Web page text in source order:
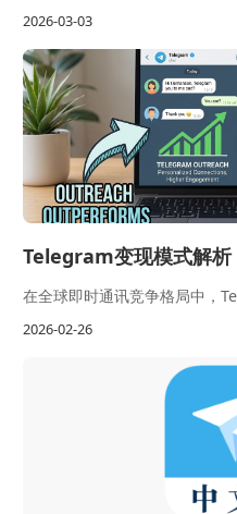
2026-03-03
Telegram变现模式解析
在全球即时通讯竞争格局中，
2026-02-26